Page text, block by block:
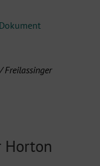
Freilassinger
Horton